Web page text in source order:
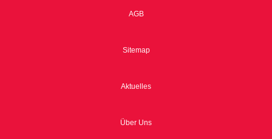
AGB
Sitemap
Aktuelles
Über Uns